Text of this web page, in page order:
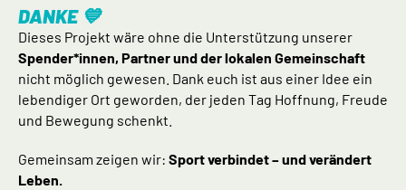
DANKE 💙
Dieses Projekt wäre ohne die Unterstützung unserer
Spender*innen, Partner und der lokalen Gemeinschaft
nicht möglich gewesen. Dank euch ist aus einer Idee ein
lebendiger Ort geworden, der jeden Tag Hoffnung, Freude
und Bewegung schenkt.
Gemeinsam zeigen wir: Sport verbindet – und verändert
Leben.